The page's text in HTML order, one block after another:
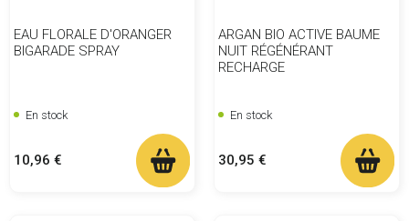
EAU FLORALE D'ORANGER
BIGARADE SPRAY
En stock
Prix
10,96 €
ARGAN BIO ACTIVE BAUME
NUIT RÉGÉNÉRANT
RECHARGE
En stock
Prix
30,95 €